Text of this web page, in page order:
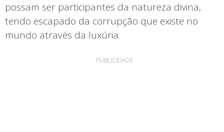
possam ser participantes da natureza divina,
tendo escapado da corrupção que existe no
mundo através da luxúria.
PUBLICIDADE